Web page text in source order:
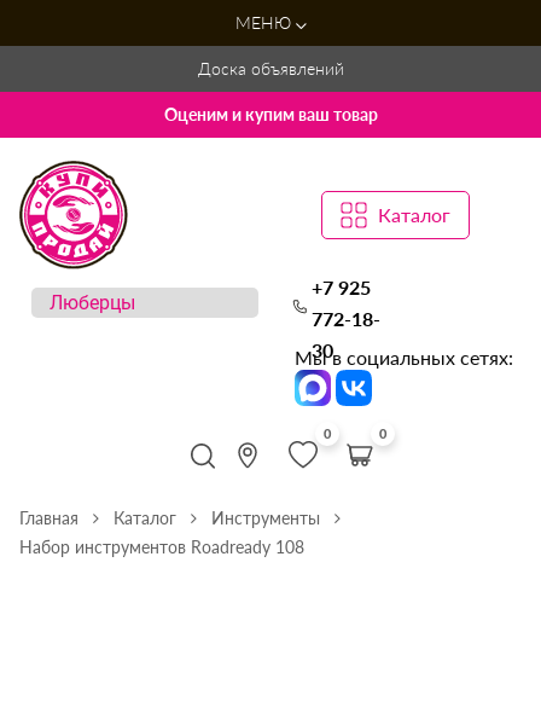
МЕНЮ
Доска объявлений
Оценим и купим ваш товар
Каталог
+7 925
772-18-
30
Мы в социальных сетях:
0 0
Главная Каталог
Инструменты
Набор инструментов Roadready 108